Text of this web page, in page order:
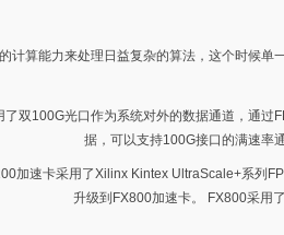
计算能力来处理日益复杂的算法，这个时候
双100G光口作为系统对外的数据通道，通
据，可以支持100G接口的满速率
加速卡采用了Xilinx Kintex UltraScale+系列
升级到FX800加速卡。 FX800采用